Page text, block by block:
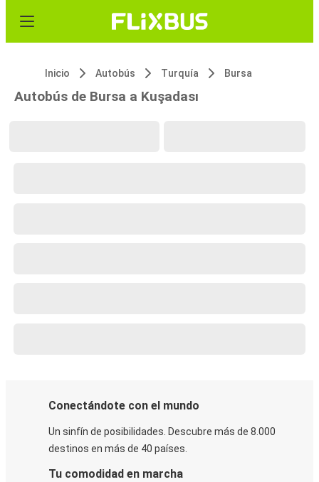
Inicio Autobús Turquía Bursa
Autobús de Bursa a Kuşadası
Conectándote con el mundo
Un sinfín de posibilidades. Descubre más de 8.000
destinos en más de 40 países.
Tu comodidad en marcha